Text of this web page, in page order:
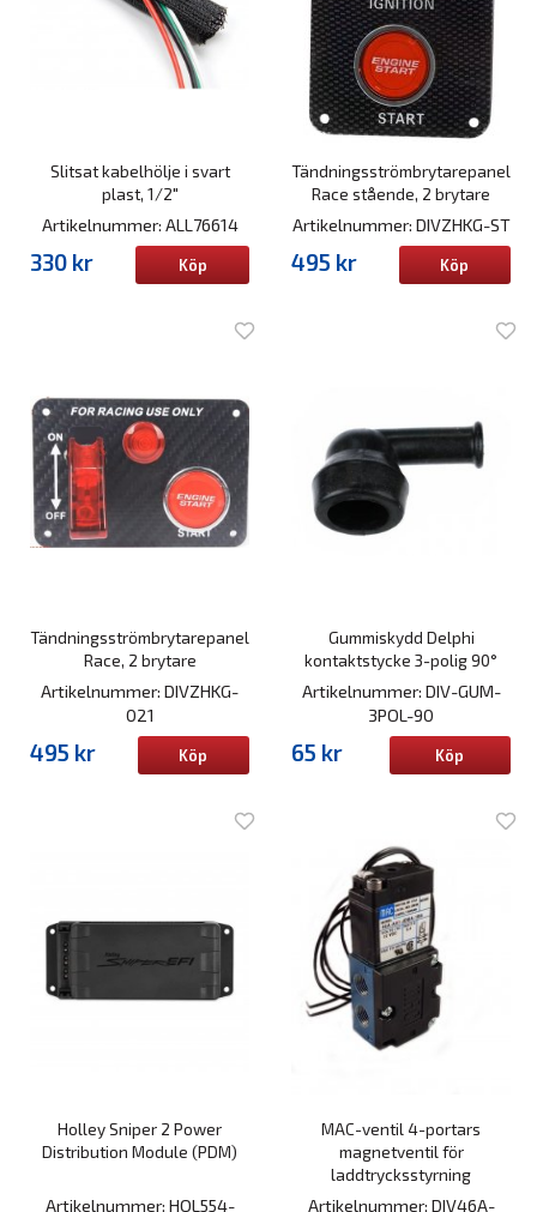
Slitsat kabelhölje i svart
plast, 1/2"
Artikelnummer: ALL76614
330 kr Köp
Tändningsströmbrytarepanel
Race stående, 2 brytare
Artikelnummer: DIVZHKG-ST
495 kr Köp
Tändningsströmbrytarepanel
Race, 2 brytare
Artikelnummer: DIVZHKG-
021
495 kr Köp
Gummiskydd Delphi
kontaktstycke 3-polig 90°
Artikelnummer: DIV-GUM-
3POL-90
65 kr Köp
Holley Sniper 2 Power
Distribution Module (PDM)
Artikelnummer: HOL554-
MAC-ventil 4-portars
magnetventil för
laddtrycksstyrning
Artikelnummer: DIV46A-